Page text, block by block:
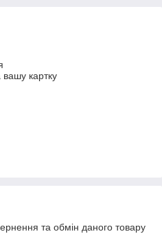
вашу картку
та обмін даного товару